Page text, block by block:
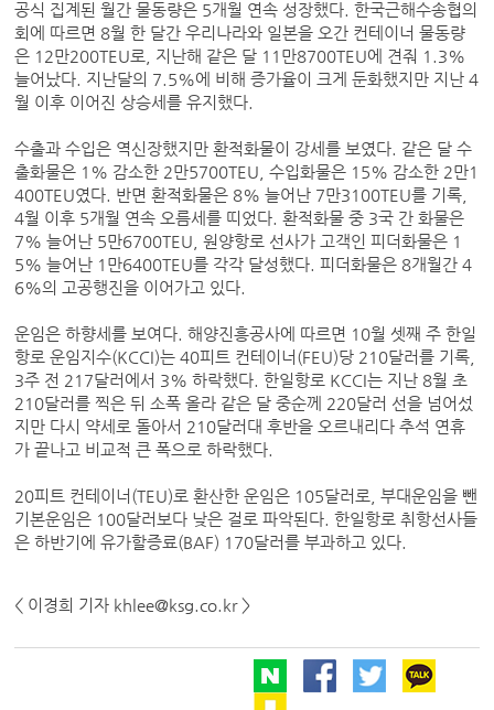
공식 집계된 월간 물동량은 5개월 연속 성장했다. 한국근해수송협의
회에 따르면 8월 한 달간 우리나라와 일본을 오간 컨테이너 물동량
은 12만200TEU로, 지난해 같은 달 11만8700TEU에 견줘 1.3%
늘어났다. 지난달의 7.5%에 비해 증가율이 크게 둔화했지만 지난 4
월 이후 이어진 상승세를 유지했다.
수출과 수입은 역신장했지만 환적화물이 강세를 보였다. 같은 달 수
출화물은 1% 감소한 2만5700TEU, 수입화물은 15% 감소한 2만1
400TEU였다. 반면 환적화물은 8% 늘어난 7만3100TEU를 기록,
4월 이후 5개월 연속 오름세를 띠었다. 환적화물 중 3국 간 화물은
7% 늘어난 5만6700TEU, 원양항로 선사가 고객인 피더화물은 1
5% 늘어난 1만6400TEU를 각각 달성했다. 피더화물은 8개월간 4
6%의 고공행진을 이어가고 있다.
운임은 하향세를 보여다. 해양진흥공사에 따르면 10월 셋째 주 한일
항로 운임지수(KCCI)는 40피트 컨테이너(FEU)당 210달러를 기록,
3주 전 217달러에서 3% 하락했다. 한일항로 KCCI는 지난 8월 초
210달러를 찍은 뒤 소폭 올라 같은 달 중순께 220달러 선을 넘어섰
지만 다시 약세로 돌아서 210달러대 후반을 오르내리다 추석 연휴
가 끝나고 비교적 큰 폭으로 하락했다.
20피트 컨테이너(TEU)로 환산한 운임은 105달러로, 부대운임을 뺀
기본운임은 100달러보다 낮은 걸로 파악된다. 한일항로 취항선사들
은 하반기에 유가할증료(BAF) 170달러를 부과하고 있다.
< 이경희 기자 khlee@ksg.co.kr >